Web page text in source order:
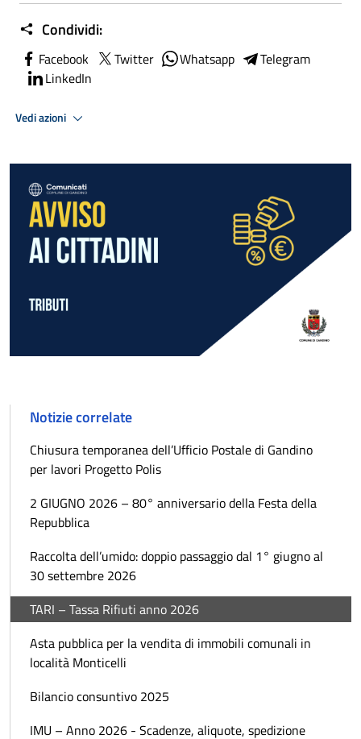
Condividi:
Facebook Twitter Whatsapp
Telegram
LinkedIn
Vedi azioni
Notizie correlate
Chiusura temporanea dell’Ufficio Postale di Gandino
per lavori Progetto Polis
2 GIUGNO 2026 – 80° anniversario della Festa della
Repubblica
Raccolta dell’umido: doppio passaggio dal 1° giugno al
30 settembre 2026
TARI – Tassa Rifiuti anno 2026
Asta pubblica per la vendita di immobili comunali in
località Monticelli
Bilancio consuntivo 2025
IMU – Anno 2026 - Scadenze, aliquote, spedizione